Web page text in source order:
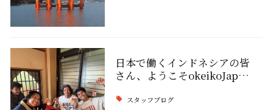
日本で働くインドネシアの皆
さん、ようこそokeikoJap…
スタッフブログ